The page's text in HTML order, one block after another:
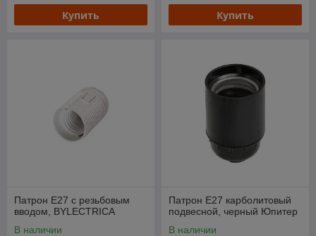
Купить Купить
Патрон Е27 с резьбовым
вводом, BYLECTRICA
В наличии
Патрон Е27 карболитовый
подвесной, черный Юпитер
В наличии